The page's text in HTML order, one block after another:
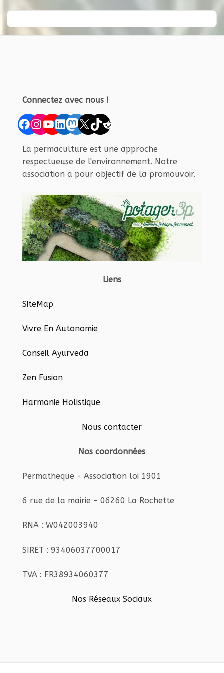
Connectez avec nous !
Facebook
Instagram
YouTube
LinkedIn
Mastodon
X TikTok
Reddit
La permaculture est une approche
respectueuse de l'environnement. Notre
association a pour objectif de la promouvoir.
Liens
SiteMap
Vivre En Autonomie
Conseil Ayurveda
Zen Fusion
Harmonie Holistique
Nous contacter
Nos coordonnées
Permatheque - Association loi 1901
6 rue de la mairie - 06260 La Rochette
RNA : W042003940
SIRET : 93406037700017
TVA : FR38934060377
Nos Réseaux Sociaux